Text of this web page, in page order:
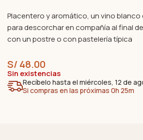
Placentero y aromático, un vino
para descorchar en compañía al final
con un postre o con pastelería típica
S/ 48.00
Sin existencias
Recíbelo hasta el miércoles, 12 de
Si compras en las próximas 0h 25m